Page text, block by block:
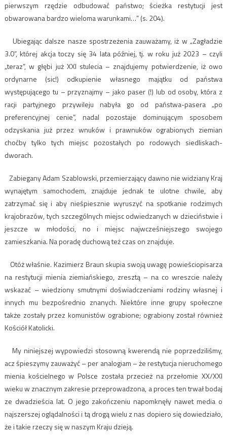
pierwszym rzędzie odbudować państwo; ścieżka restytucji jest
obwarowana bardzo wieloma warunkami…” (s. 204).
Ubiegając dalsze nasze spostrzeżenia zauważamy, iż w „Zagładzie
3.0”, której akcja toczy się 34 lata później, tj. w roku już 2023 – czyli
„teraz”, w głębi już XXI stulecia – znajdujemy potwierdzenie, iż owo
ordynarne (sic!) odkupienie własnego majątku od państwa
występującego tu – przyznajmy – jako paser (!) lub od osoby, która z
racji partyjnego przywileju nabyła go od państwa-pasera „po
preferencyjnej cenie”, nadal pozostaje dominującym sposobem
odzyskania już przez wnuków i prawnuków ograbionych ziemian
choćby tylko tych miejsc pozostałych po rodowych siedliskach-
dworach.
Zabiegany Adam Szablowski, przemierzający dawno nie widziany Kraj
wynajętym samochodem, znajduje jednak te ulotne chwile, aby
zatrzymać się i aby nieśpiesznie wyruszyć na spotkanie rodzimych
krajobrazów, tych szczególnych miejsc odwiedzanych w dzieciństwie i
jeszcze w młodości, no i miejsc najwcześniejszego swojego
zamieszkania. Na poradę duchową też czas on znajduje.
Otóż właśnie. Kazimierz Braun skupia swoją uwagę powieściopisarza
na restytucji mienia ziemiańskiego, zresztą – na co wreszcie należy
wskazać – wiedziony smutnymi doświadczeniami rodziny własnej i
innych mu bezpośrednio znanych. Niektóre inne grupy społeczne
także zostały przez komunistów ograbione; ograbiony został również
Kościół Katolicki.
My niniejszej wypowiedzi stosowną kwerendą nie poprzedziliśmy,
acz śpieszymy zauważyć – per analogiam – że restytucja nieruchomego
mienia kościelnego w Polsce została przecież na przełomie XX/XXI
wieku w znacznym zakresie przeprowadzona, a proces ten trwał bodaj
ze dwadzieścia lat. O jego zakończeniu napomknęły nawet media o
najszerszej oglądalności i tą drogą wielu z nas dopiero się dowiedziało,
że i takie rzeczy się w naszym Kraju dzieją.